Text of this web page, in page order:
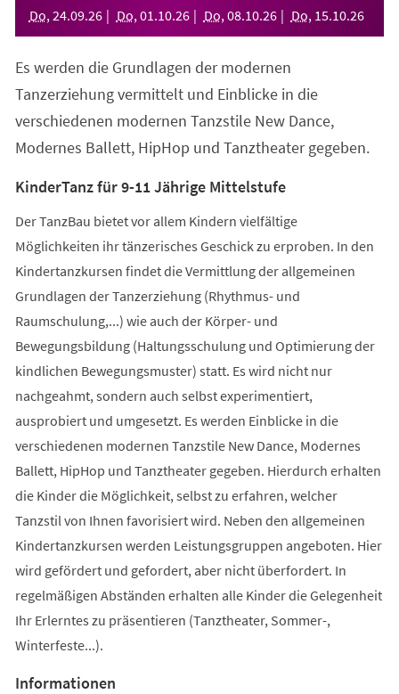
Do, 24.09.26 Do, 01 .10.26 Do, 08.10.26 Do, 15.10.26
Es werden die Grundlagen der modernen
Tanzerziehung vermittelt und Einblicke in die
verschiedenen modernen Tanzstile New Dance,
Modernes Ballett, HipHop und Tanztheater gegeben.
KinderTanz für 9-11 Jährige Mittelstufe
Der TanzBau bietet vor allem Kindern vielfältige
Möglichkeiten ihr tänzerisches Geschick zu erproben. In den
Kindertanzkursen findet die Vermittlung der allgemeinen
Grundlagen der Tanzerziehung (Rhythmus- und
Raumschulung,...) wie auch der Körper- und
Bewegungsbildung (Haltungsschulung und Optimierung der
kindlichen Bewegungsmuster) statt. Es wird nicht nur
nachgeahmt, sondern auch selbst experimentiert,
ausprobiert und umgesetzt. Es werden Einblicke in die
verschiedenen modernen Tanzstile New Dance, Modernes
Ballett, HipHop und Tanztheater gegeben. Hierdurch erhalten
die Kinder die Möglichkeit, selbst zu erfahren, welcher
Tanzstil von Ihnen favorisiert wird. Neben den allgemeinen
Kindertanzkursen werden Leistungsgruppen angeboten. Hier
wird gefördert und gefordert, aber nicht überfordert. In
regelmäßigen Abständen erhalten alle Kinder die Gelegenheit
Ihr Erlerntes zu präsentieren (Tanztheater, Sommer-,
Winterfeste...).
Informationen